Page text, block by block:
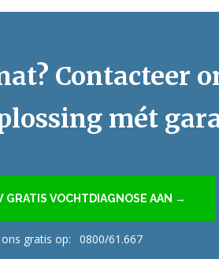
Contacteer
mét
GRATIS VOCHTDIAGNOSE AAN →
gratis op: 0800/61.667